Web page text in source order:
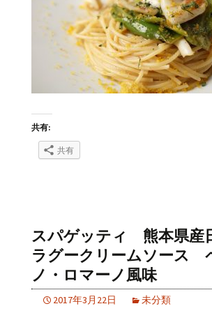
共有:
共有
スパゲッティ 熊本県産
ラグークリームソース
ノ・ロマーノ風味
2017年3月22日 未分類